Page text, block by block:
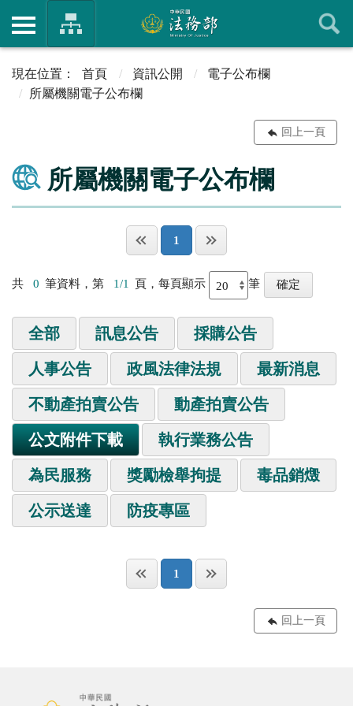
首頁 資訊公開
電子公布欄
所屬機關電子公布欄
回上一頁
所屬機關電子公布欄
1
共 0 筆資料，第 1/1 頁，每頁顯示 筆
全部 訊息公告 採購公告
人事公告 政風法律法規 最新消息
不動產拍賣公告 動產拍賣公告
公文附件下載 執行業務公告
為民服務 獎勵檢舉拘提 毒品銷燬
公示送達 防疫專區
1
回上一頁